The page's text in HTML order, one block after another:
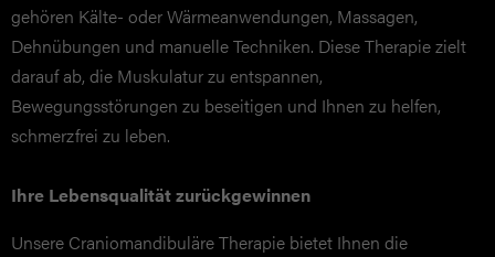
gehören Kälte- oder Wärmeanwendungen, Massagen,
Dehnübungen und manuelle Techniken. Diese Therapie zielt
darauf ab, die Muskulatur zu entspannen,
Bewegungsstörungen zu beseitigen und Ihnen zu helfen,
schmerzfrei zu leben.
Ihre Lebensqualität zurückgewinnen
Unsere Craniomandibuläre Therapie bietet Ihnen die